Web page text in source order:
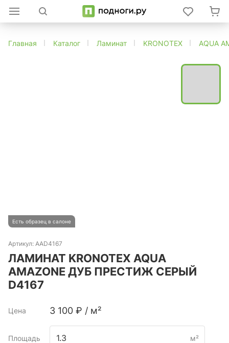
Главная Каталог Ламинат KRONOTEX AQUA
Есть образец в салоне
Артикул: AAD4167
ЛАМИНАТ KRONOTEX AQUA
AMAZONE ДУБ ПРЕСТИЖ СЕРЫЙ
D4167
Цена 3 100 ₽ / м²
Площадь м²